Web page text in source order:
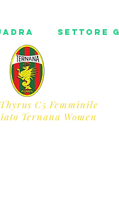
Settore
C5 Femminile
Ternana Women